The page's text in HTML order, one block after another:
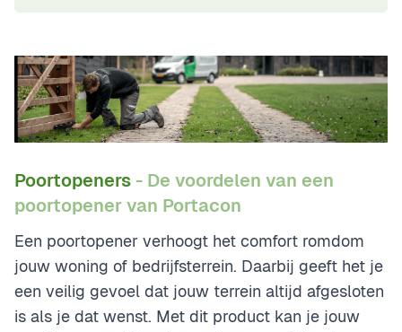
Poortopeners- De voordelen van een
poortopener van Portacon
Een poortopener verhoogt het comfort romdom
jouw woning of bedrijfsterrein. Daarbij geeft het je
een veilig gevoel dat jouw terrein altijd afgesloten
is als je dat wenst. Met dit product kan je jouw